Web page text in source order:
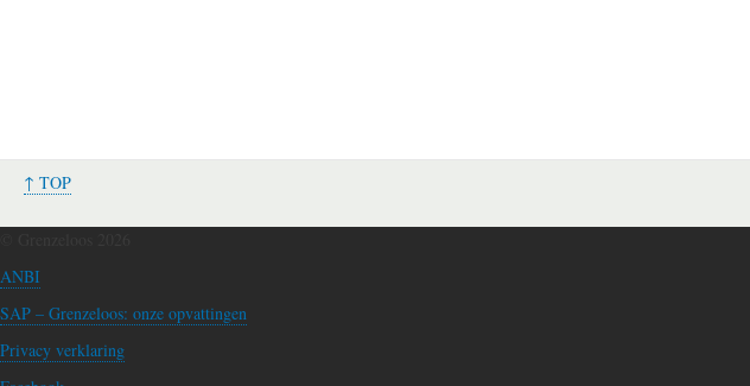
↑ TOP
ANBI
SAP – Grenzeloos: onze opvattingen
Privacy verklaring